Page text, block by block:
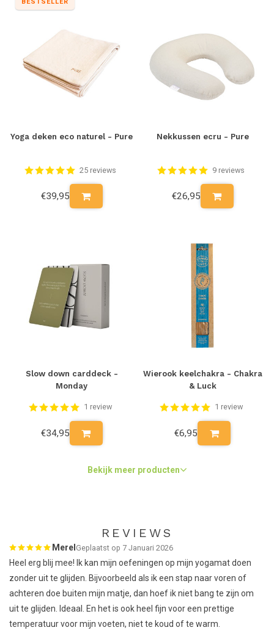
Wanneer je in de wintermaanden een rustige of mediterende stijl
bereiken kun je naast de sokken voor een yoga deken
Deze leg je over jezelf heen of wikkel je om je lichaam. Zo kom je
kunnen doordringen. Desondanks kan een frisse wasbeurt nooit
kwaad eens in de zoveel tijd. Met deze SOXS yoga sokken is dat
ook gewoon mogelijk in de wasmachine. Doe dit wel zonder
wasverzachter en met een wol- of fijnwasmiddel. Ook het
programma op je wasmachine is belangrijk. Zet deze op
wol-/fijnwas. Daardoor blijft de vorm van je sokken perfect
behouden en worden ze heerlijk fris en milieuvriendelijk op 30
graden en maximaal 600 toeren gewassen. Na het wassen niet in
de droger doen maar alleen aan de lucht laten drogen. Zo heb je
klaarliggen!
Let op: retourneren
Het is niet mogelijk om gedragen sokken te retourneren. Sokken
verpakking aangeleverd moeten worden om de hygiëne te kunnen
Yoga deken eco naturel - Pure
25 reviews
€39,95
Nekkussen ecru - Pure
9 reviews
€26,95
Slow down carddeck -
Monday
1 review
€34,95
Wierook keelchakra - Chakra
& Luck
1 review
€6,95
Bekijk meer producten
REVIEWS
MerelGeplaatst op 7 Januari 2026
Heel erg blij mee! Ik kan mijn oefeningen op mijn yogamat doen
zonder uit te glijden. Bijvoorbeeld als ik een stap naar voren of
achteren doe buiten mijn matje, dan hoef ik niet bang te zijn om
uit te glijden. Ideaal. En het is ook heel fijn voor een prettige
temperatuur voor mijn voeten, niet te koud of te warm.